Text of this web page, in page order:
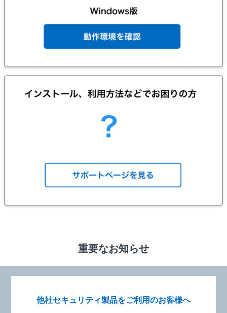
重要なお知らせ
他社セキュリティ製品をご利用のお客様へ